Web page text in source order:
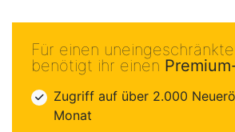
Für einen
benötigt ihr einen
Zugriff auf über 2.000
Monat